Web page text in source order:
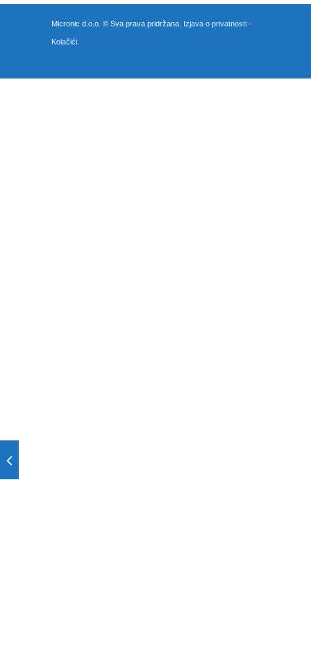
Micronic d.o.o. © Sva prava pridržana. Izjava o privatnosti -
Kolačići